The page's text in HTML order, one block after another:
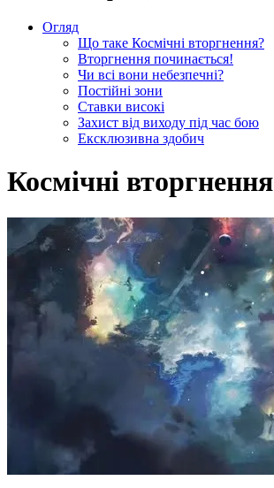
Огляд
Що таке Космічні вторгнення?
Вторгнення починається!
Чи всі вони небезпечні?
Постійні зони
Ставки високі
Захист від виходу під час бою
Ексклюзивна здобич
Космічні вторгнення